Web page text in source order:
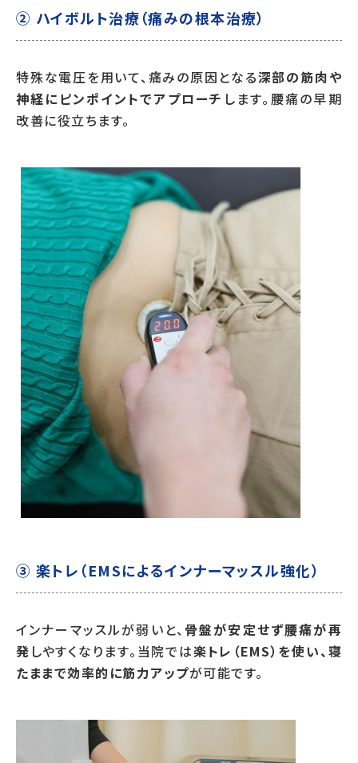
② ハイボルト治療（痛みの根本治療）
特殊な電圧を用いて、痛みの原因となる深部の筋肉や
神経にピンポイントでアプローチ します。腰痛の早期
改善に役立ちます。
③ 楽トレ（EMSによるインナーマッスル強化）
インナーマッスルが弱いと、 骨盤が安定せず腰痛が再
発 しやすくなります。当院では楽トレ（EMS）を使い、寝
たままで効率的に筋力アップが可能です。